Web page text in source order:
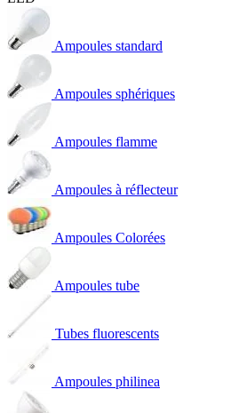
Ampoules standard
Ampoules sphériques
Ampoules flamme
Ampoules à réflecteur
Ampoules Colorées
Ampoules tube
Tubes fluorescents
Ampoules philinea